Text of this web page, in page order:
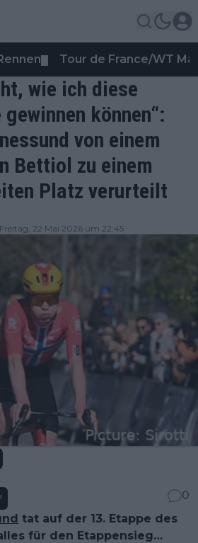
Tour de France/WT
wie ich diese
können“:
von einem
Bettiol zu einem
Platz verurteilt
Freitag, 22 Mai 2026 um 22:45
0
tat auf der 13. Etappe des
für den Etappensieg…